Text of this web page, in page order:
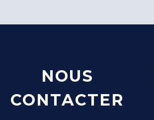
NOUS
CONTACTER